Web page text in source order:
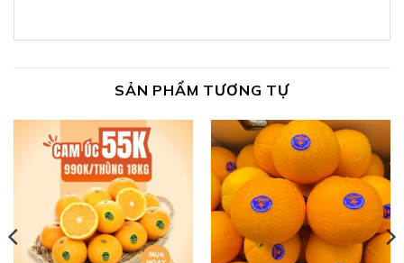
SẢN PHẨM TƯƠNG TỰ